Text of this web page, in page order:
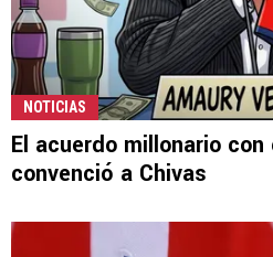
NOTICIAS
El acuerdo millonario con
convenció a Chivas